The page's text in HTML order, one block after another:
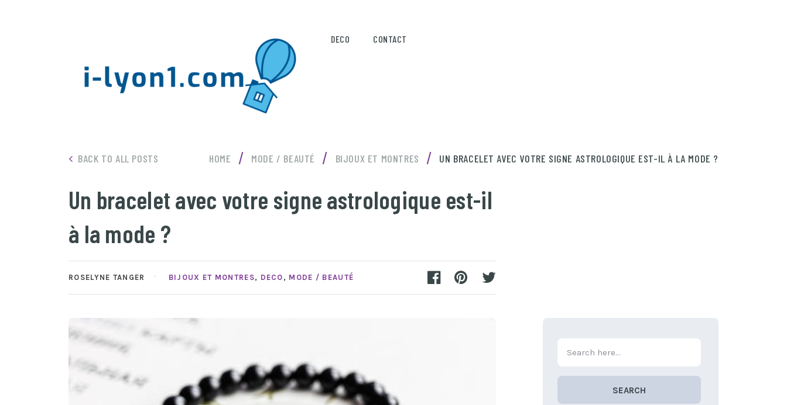
DECO CONTACT
BACK TO ALL POSTS HOME / MODE / BEAUTÉ / BIJOUX ET MONTRES / UN BRACELET AVEC VOTRE SIGNE ASTROLOGIQUE EST-IL À LA MODE ?
Un bracelet avec votre signe astrologique est-il
à la mode ?
ROSELYNE TANGER BIJOUX ET MONTRES, DECO , MODE / BEAUTÉ
SEARCH